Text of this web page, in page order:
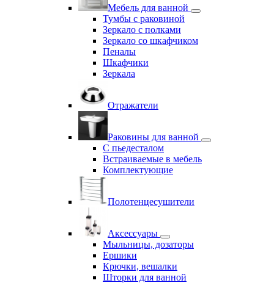
Мебель для ванной
Тумбы с раковиной
Зеркало с полками
Зеркало со шкафчиком
Пеналы
Шкафчики
Зеркала
Отражатели
Раковины для ванной
С пьедесталом
Встраиваемые в мебель
Комплектующие
Полотенцесушители
Аксессуары
Мыльницы, дозаторы
Ершики
Крючки, вешалки
Шторки для ванной